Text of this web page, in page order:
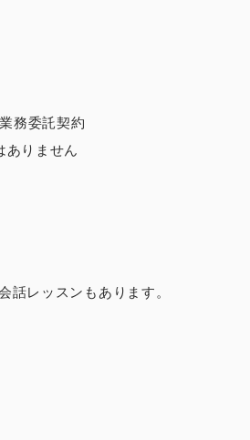
務委託契約
ありません
話レッスンもあります。